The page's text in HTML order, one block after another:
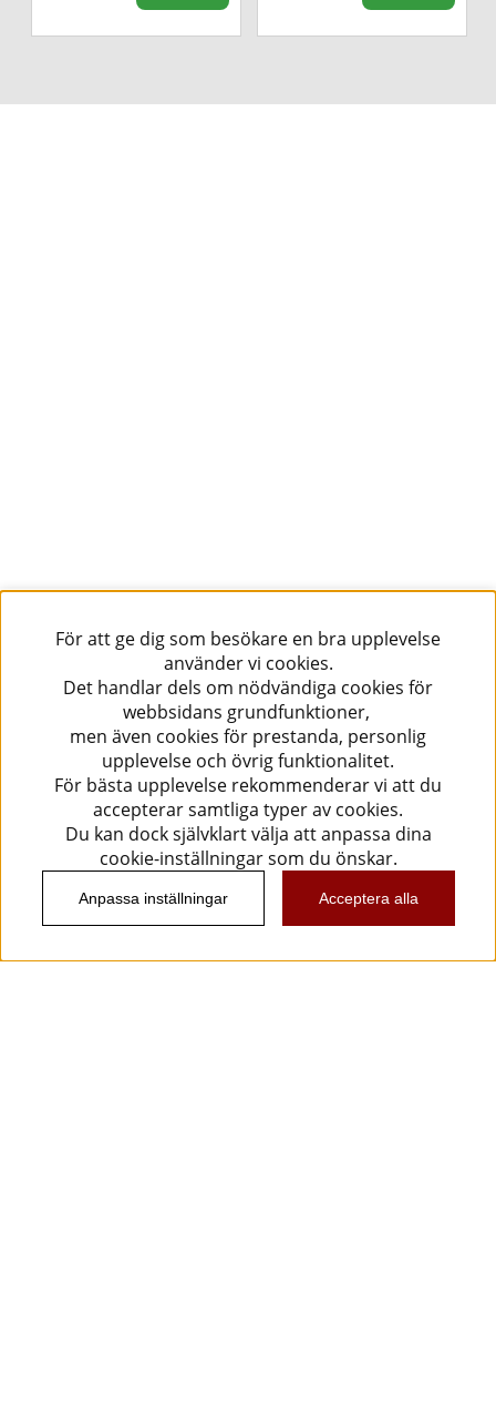
För att ge dig som besökare en bra upplevelse
använder vi cookies.
Det handlar dels om nödvändiga cookies för
webbsidans grundfunktioner,
men även cookies för prestanda, personlig
upplevelse och övrig funktionalitet.
För bästa upplevelse rekommenderar vi att du
accepterar samtliga typer av cookies.
Du kan dock självklart välja att anpassa dina
cookie-inställningar som du önskar.
Anpassa inställningar Acceptera alla